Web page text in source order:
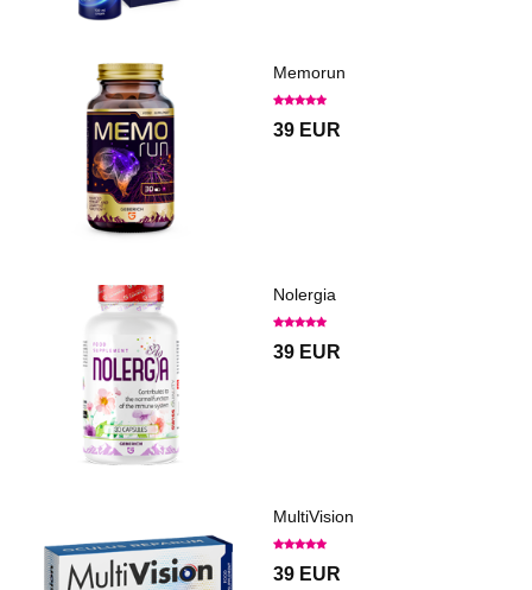
Memorun
39 EUR
Nolergia
39 EUR
MultiVision
39 EUR